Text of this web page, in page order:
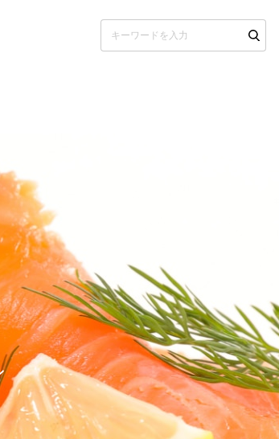
（定期コース・頒布会）